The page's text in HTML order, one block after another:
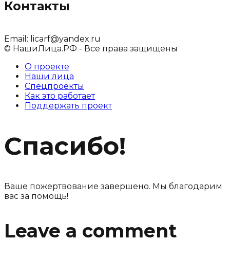
Контакты
Email: licarf@yandex.ru
© НашиЛица.РФ - Все права защищены
О проекте
Наши лица
Спецпроекты
Как это работает
Поддержать проект
Спасибо!
Ваше пожертвование завершено. Мы благодарим
вас за помощь!
Leave a comment